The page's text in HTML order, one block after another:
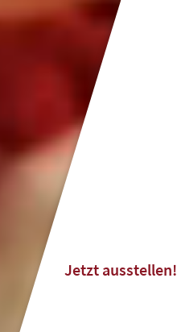
Jetzt ausstellen!